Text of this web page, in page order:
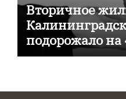
Вторичное
подорожало на